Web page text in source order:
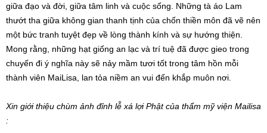
giữa đạo và đời, giữa tâm linh và cuộc sống. Những tà áo Lam
thướt tha giữa không gian thanh tịnh của chốn thiền môn đã vẽ nên
một bức tranh tuyệt đẹp về lòng thành kính và sự hướng thiện.
Mong rằng, những hạt giống an lạc và trí tuệ đã được gieo trong
chuyến đi ý nghĩa này sẽ nảy mầm tươi tốt trong tâm hồn mỗi
thành viên MaiLisa, lan tỏa niềm an vui đến khắp muôn nơi.
Xin giới thiệu chùm ảnh đỉnh lễ xá lợi Phật của thẩm mỹ viện Mailisa
: